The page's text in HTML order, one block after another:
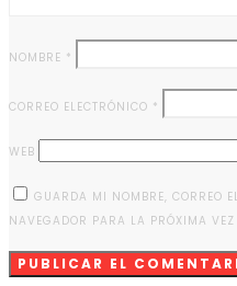
NOMBRE *
CORREO ELECTRÓNICO *
WEB
GUARDA MI NOMBRE, CORREO
NAVEGADOR PARA LA PRÓXIMA VEZ